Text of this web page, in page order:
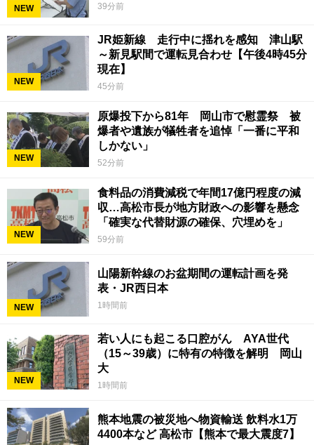
NEW 39分前
NEW
JR姫新線 走行中に揺れを感知 津山駅
～新見駅間で運転見合わせ【午後4時45分
現在】
45分前
NEW
原爆投下から81年 岡山市で慰霊祭 被
爆者や遺族が犠牲者を追悼「一番に平和
しかない」
52分前
NEW
食料品の消費減税で年間17億円程度の減
収…高松市長が地方財政への影響を懸念
「確実な代替財源の確保、穴埋めを」
59分前
NEW
山陽新幹線のお盆期間の運転計画を発
表・JR西日本
1時間前
NEW
若い人にも起こる口腔がん AYA世代
（15～39歳）に特有の特徴を解明 岡山
大
1時間前
熊本地震の被災地へ物資輸送 飲料水1万
4400本など 高松市【熊本で最大震度7】